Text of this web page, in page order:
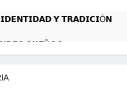
𝗬 𝗧𝗥𝗔𝗗𝗜𝗖𝗜Ó𝗡
𝙎𝙐𝙀Ñ𝙊𝙎